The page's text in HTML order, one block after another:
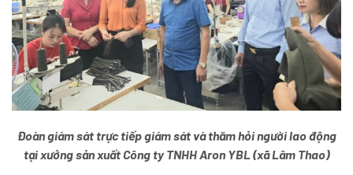
Đoàn giám sát trực tiếp giám sát và thăm hỏi người lao động
tại xưởng sản xuất Công ty TNHH Aron YBL (xã Lâm Thao)